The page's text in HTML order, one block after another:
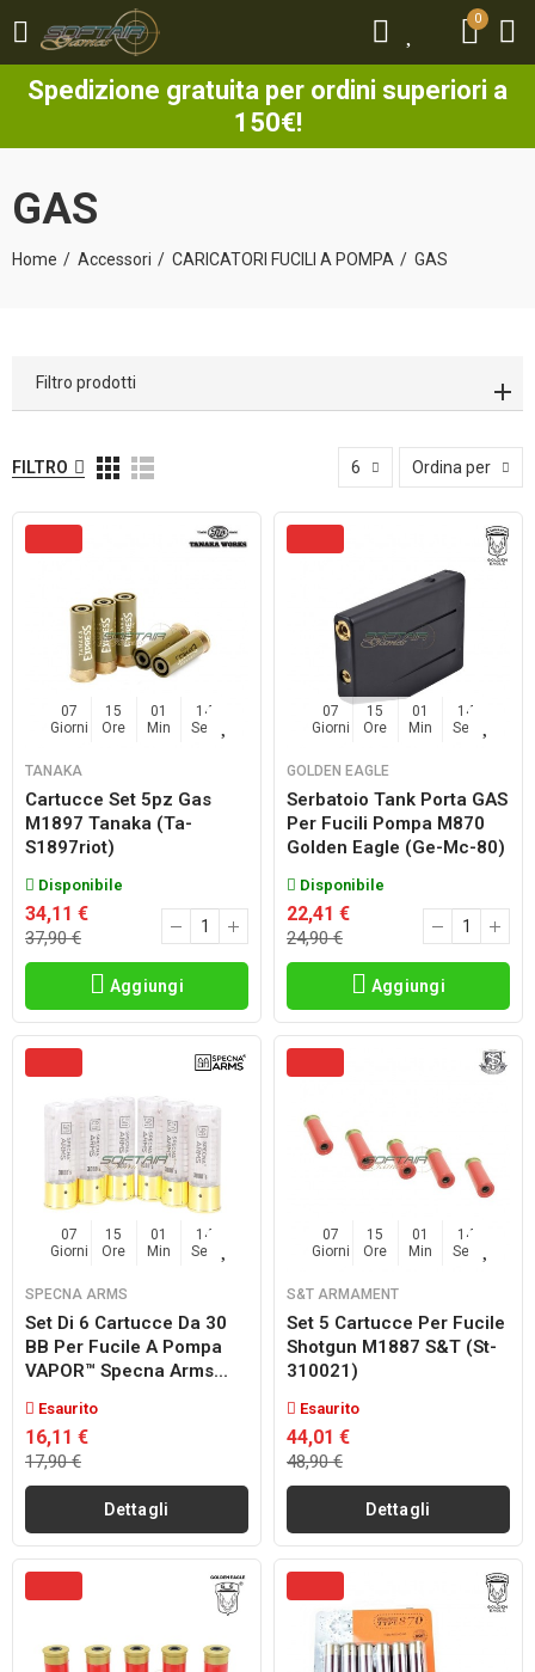
0
Spedizione gratuita per ordini superiori a
150€!
0
GAS
Home Accessori CARICATORI FUCILI A POMPA GAS
Filtro prodotti
FILTRO 6 Ordina per
07
Giorni
15
Ore
01
Min
14
Sec
TANAKA
Cartucce Set 5pz Gas
M1897 Tanaka (ta-
S1897riot)
Disponibile
34,11 €
37,90 €
Aggiungi
07
Giorni
15
Ore
01
Min
14
Sec
GOLDEN EAGLE
Serbatoio Tank Porta GAS
Per Fucili Pompa M870
Golden Eagle (ge-Mc-80)
Disponibile
22,41 €
24,90 €
Aggiungi
07
Giorni
15
Ore
01
Min
14
Sec
SPECNA ARMS
Set Di 6 Cartucce Da 30
BB Per Fucile A Pompa
VAPOR™ Specna Arms...
Esaurito
16,11 €
17,90 €
Dettagli
07
Giorni
15
Ore
01
Min
14
Sec
S&T ARMAMENT
Set 5 Cartucce Per Fucile
Shotgun M1887 S&t (st-
310021)
Esaurito
44,01 €
48,90 €
Dettagli